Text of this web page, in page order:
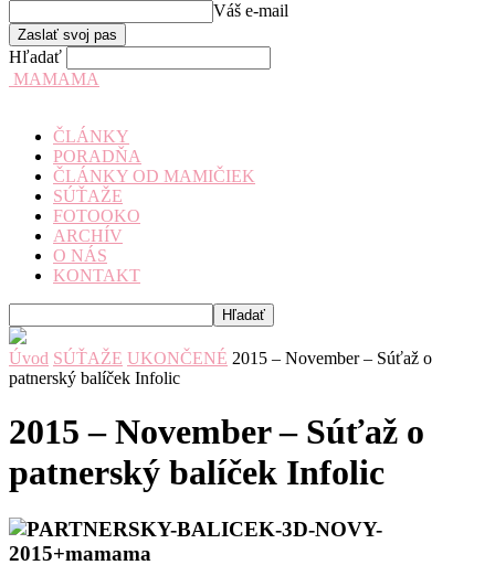
Váš e-mail
Hľadať
MAMAMA
ČLÁNKY
PORADŇA
ČLÁNKY OD MAMIČIEK
SÚŤAŽE
FOTOOKO
ARCHÍV
O NÁS
KONTAKT
Úvod SÚŤAŽE UKONČENÉ 2015 – November – Súťaž o
patnerský balíček Infolic
2015 – November – Súťaž o
patnerský balíček Infolic